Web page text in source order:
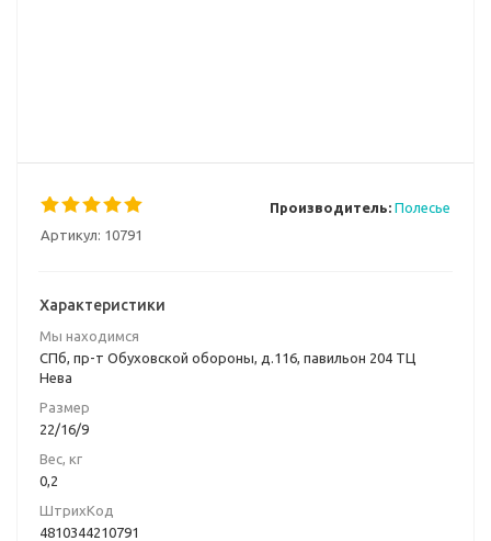
Артикул: 10791
Производитель: Полесье
Характеристики
Мы находимся
СПб, пр-т Обуховской обороны, д.116, павильон 204 ТЦ
Нева
Размер
22/16/9
Вес, кг
0,2
ШтрихКод
4810344210791